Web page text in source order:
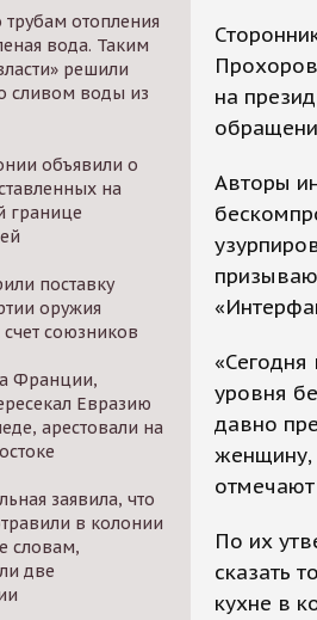
отопления
вода. Таким
решили
сливом воды из
объявили о
на
границе
поставку
оружия
союзников
Франции,
Евразию
арестовали на
заявила, что
в колонии
словам,
две
на
Авторы
«Сегодня
уровня
давно
женщину,
По их
сказать
кухне в